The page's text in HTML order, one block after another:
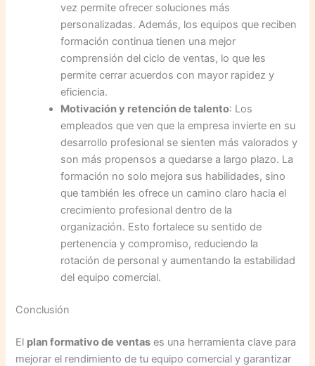
vez permite ofrecer soluciones más
personalizadas. Además, los equipos que reciben
formación continua tienen una mejor
comprensión del ciclo de ventas, lo que les
permite cerrar acuerdos con mayor rapidez y
eficiencia.
Motivación y retención de talento: Los
empleados que ven que la empresa invierte en su
desarrollo profesional se sienten más valorados y
son más propensos a quedarse a largo plazo. La
formación no solo mejora sus habilidades, sino
que también les ofrece un camino claro hacia el
crecimiento profesional dentro de la
organización. Esto fortalece su sentido de
pertenencia y compromiso, reduciendo la
rotación de personal y aumentando la estabilidad
del equipo comercial.
Conclusión
El plan formativo de ventas es una herramienta clave para
mejorar el rendimiento de tu equipo comercial y garantizar